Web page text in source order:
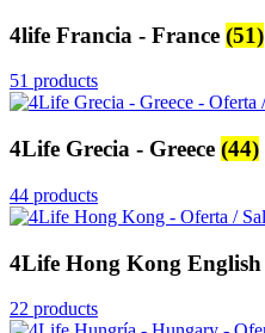
4life Francia - France (51)
51 products
4Life Grecia - Greece (44)
44 products
4Life Hong Kong English
22 products